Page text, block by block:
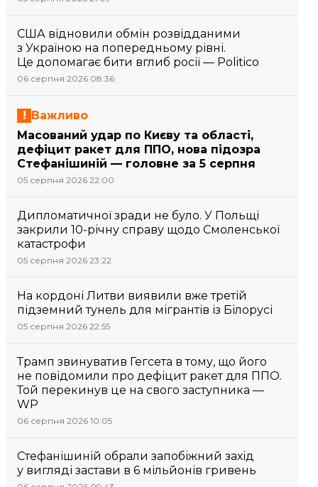
США відновили обмін розвідданими
з Україною на попередньому рівні.
Це допомагає бити вглиб росії — Politico
06 серпня 2026 08:36
Важливо
Масований удар по Києву та області,
дефіцит ракет для ППО, нова підозра
Стефанішиній — головне за 5 серпня
05 серпня 2026 22:00
Дипломатичної зради не було. У Польщі
закрили 10-річну справу щодо Смоленської
катастрофи
05 серпня 2026 23:22
На кордоні Литви виявили вже третій
підземний тунель для мігрантів із Білорусі
05 серпня 2026 22:55
Трамп звинуватив Гегсета в тому, що його
не повідомили про дефіцит ракет для ППО.
Той перекинув це на свого заступника —
WP
06 серпня 2026 10:05
Стефанішиній обрали запобіжний захід
у вигляді застави в 6 мільйонів гривень